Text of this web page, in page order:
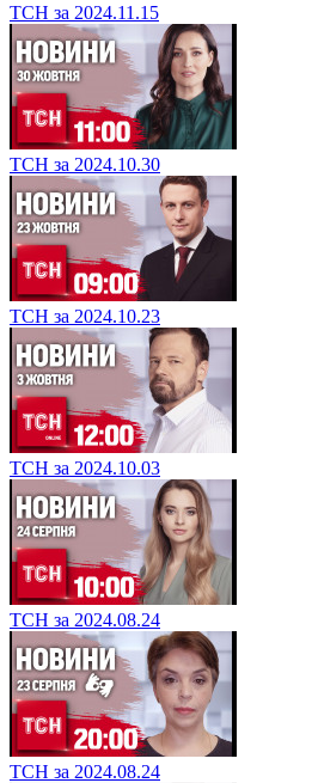
ТСН за 2024.11.15
ТСН за 2024.10.30
ТСН за 2024.10.23
ТСН за 2024.10.03
ТСН за 2024.08.24
ТСН за 2024.08.24